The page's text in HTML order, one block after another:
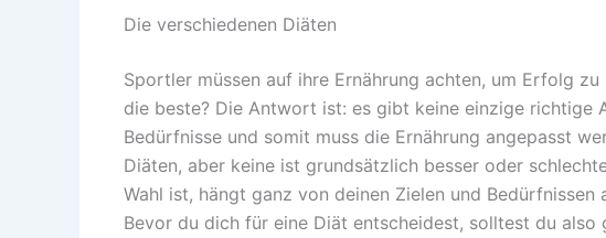
Die verschiedenen Diäten
Sportler müssen auf ihre Ernährung achten, um Erfolg
die beste? Die Antwort ist: es gibt keine einzige richtige
Bedürfnisse und somit muss die Ernährung angepasst
Diäten, aber keine ist grundsätzlich besser oder
Wahl ist, hängt ganz von deinen Zielen und Bedürfnissen
Bevor du dich für eine Diät entscheidest, solltest du also